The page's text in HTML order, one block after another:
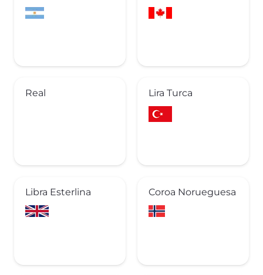
Real Lira Turca
Libra Esterlina Coroa Norueguesa